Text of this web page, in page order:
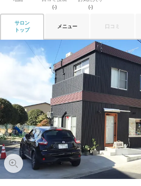
(-)
(-)
サロン
トップ
メニュー 口コミ